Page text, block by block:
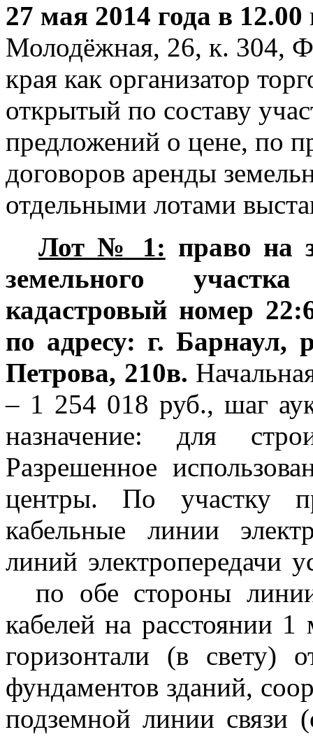
27 мая 2014 года в 12.00
Молодёжная, 26, к. 304,
края как организатор
открытый по составу
предложений о цене, по
договоров аренды
отдельными лотами
Лот № 1: право на
земельного
кадастровый номер
по адресу: г. Барнаул,
Петрова, 210в.
– 1 254 018 руб., шаг
назначение: для
Разрешенное
центры. По участку
кабельные линии
линий электропередачи
по обе стороны
кабелей на расстоянии 1
горизонтали (в свету)
фундаментов зданий,
подземной линии связи